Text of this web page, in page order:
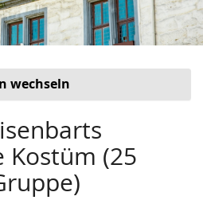
wechseln
Kostüm (25